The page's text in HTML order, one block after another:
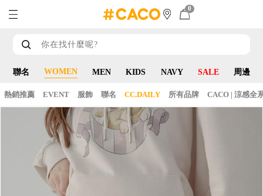
0
聯名 WOMEN MEN KIDS NAVY SALE 周邊
熱銷推薦 EVENT 服飾 聯名 CC.DAILY 所有品牌 CACO | 涼感全